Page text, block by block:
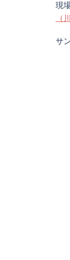
現
（
サ